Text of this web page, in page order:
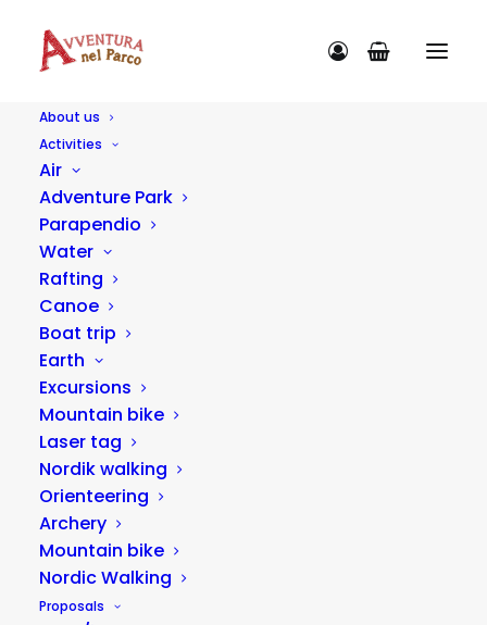
About us
Activities
Air
Adventure Park
Parapendio
Water
Rafting
Canoe
Boat trip
Earth
Excursions
Mountain bike
Laser tag
Nordik walking
Orienteering
Archery
Mountain bike
Nordic Walking
Proposals
ACTIVITY CATEGORIES